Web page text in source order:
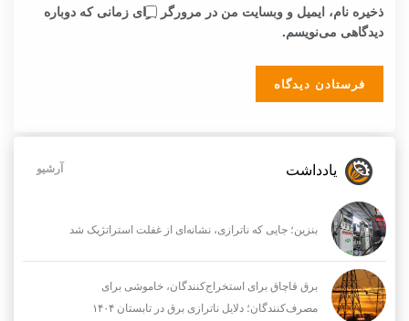
ذخیره نام، ایمیل و وبسایت من در مرورگر برای زمانی که دوباره
دیدگاهی می‌نویسم.
یادداشت آرشیو
بنزین؛ جایی که ناترازی، نشانه‌ای از غفلت استراتژیک شد
برق قاچاق برای استخراج‌کنندگان، خاموشی برای
مصرف‌کنندگان؛ دلایل ناترازی برق در تابستان ۱۴۰۴